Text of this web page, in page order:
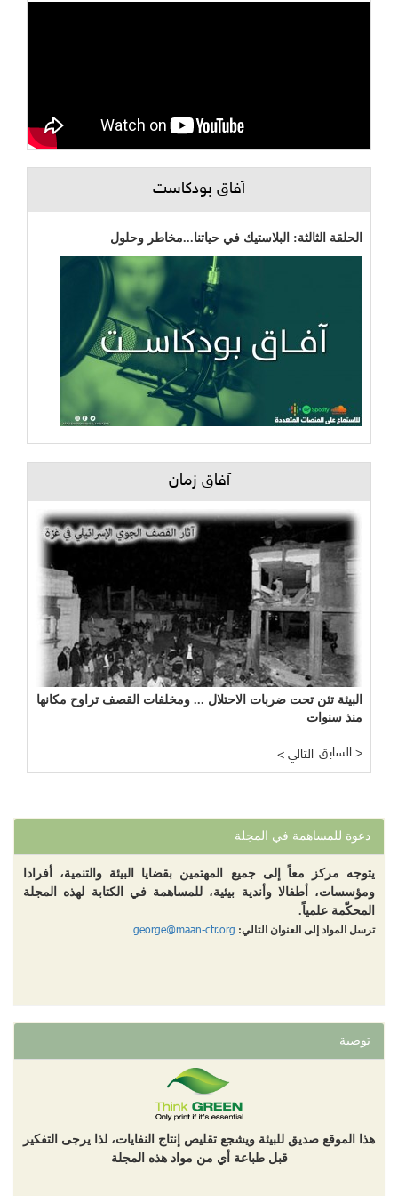
آفاق بودكاست
الحلقة الثالثة: البلاستيك في حياتنا...مخاطر وحلول
آفاق زمان
هل تحولت الضفة الغربية إلى مكب للنفايات النووية الإسرائيلية؟!البيئة تئن تحت ضربات الاحتلال ... ومخلفات القصف تراوح مكانها
منذ سنوات
< التالي السابق >
دعوة للمساهمة في المجلة
يتوجه مركز معاً إلى جميع المهتمين بقضايا البيئة والتنمية، أفرادا
ومؤسسات، أطفالا وأندية بيئية، للمساهمة في الكتابة لهذه المجلة
المحكّمة علمياً.
ترسل المواد إلى العنوان التالي: george@maan-ctr.org
توصية
هذا الموقع صديق للبيئة ويشجع تقليص إنتاج النفايات، لذا يرجى التفكير
قبل طباعة أي من مواد هذه المجلة